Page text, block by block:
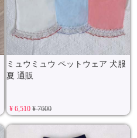
ミュウミュウ ペットウェア 犬服
夏 通販
¥ 6,510¥ 7600